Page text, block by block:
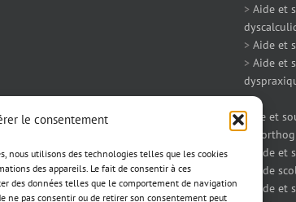
le consentement
nous utilisons des technologies telles que les cookies
des appareils. Le fait de consentir à ces
des données telles que le comportement de navigation
ne pas consentir ou de retirer son consentement peut
> Aide et
> Aide et
> Aide et
>
Aide et
Aide
Aide
Aide